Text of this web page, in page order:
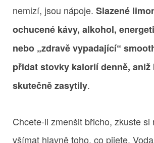
nemizí, jsou nápoje. Slazené
ochucené kávy, alkohol,
nebo „zdravě vypadající“
přidat stovky kalorií denně, aniž
skutečně zasytily.
Chcete-li zmenšit břicho, zkuste si
všímat hlavně toho, co pijete.